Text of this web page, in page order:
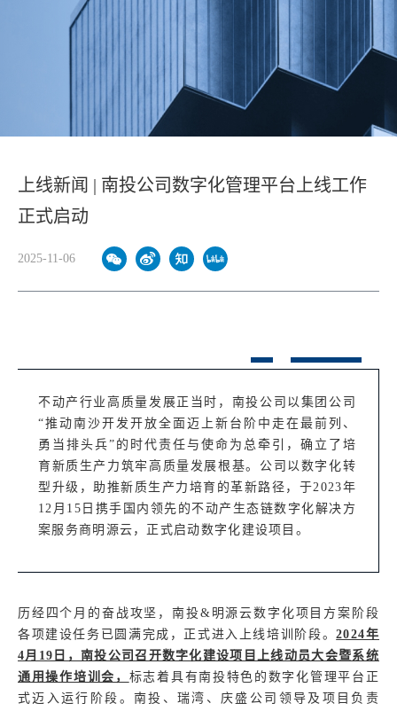
上线新闻 | 南投公司数字化管理平台上线工作
正式启动
2025-11-06
不动产行业高质量发展正当时，南投公司以集团公司
“推动南沙开发开放全面迈上新台阶中走在最前列、
勇当排头兵”的时代责任与使命为总牵引，确立了培
育新质生产力筑牢高质量发展根基。公司以数字化转
型升级，助推新质生产力培育的革新路径，于2023年
12月15日携手国内领先的不动产生态链数字化解决方
案服务商明源云，正式启动数字化建设项目。
历经四个月的奋战攻坚，南投&明源云数字化项目方案阶段
各项建设任务已圆满完成，正式进入上线培训阶段。2024年
4月19日，南投公司召开数字化建设项目上线动员大会暨系统
通用操作培训会， 标志着具有南投特色的数字化管理平台正
式迈入运行阶段。南投、瑞湾、庆盛公司领导及项目负责